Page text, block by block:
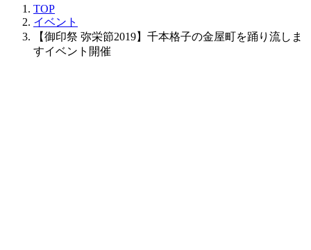
TOP
イベント
【御印祭 弥栄節2019】千本格子の金屋町を踊り流しま
すイベント開催